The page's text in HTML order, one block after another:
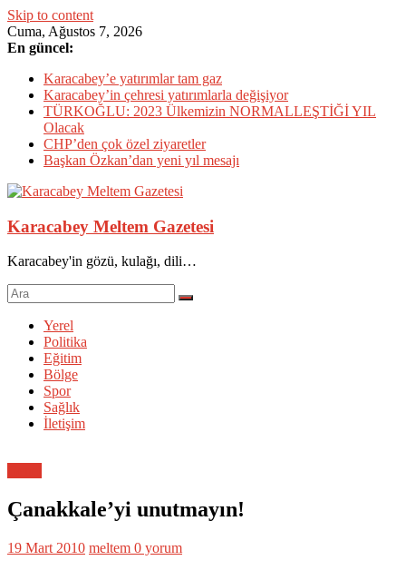
Skip to content
Cuma, Ağustos 7, 2026
En güncel:
Karacabey’e yatırımlar tam gaz
Karacabey’in çehresi yatırımlarla değişiyor
TÜRKOĞLU: 2023 Ülkemizin NORMALLEŞTİĞİ YIL
Olacak
CHP’den çok özel ziyaretler
Başkan Özkan’dan yeni yıl mesajı
Karacabey Meltem Gazetesi
Karacabey'in gözü, kulağı, dili…
Yerel
Politika
Eğitim
Bölge
Spor
Sağlık
İletişim
Çanakkale’yi unutmayın!
19 Mart 2010 meltem 0 yorum